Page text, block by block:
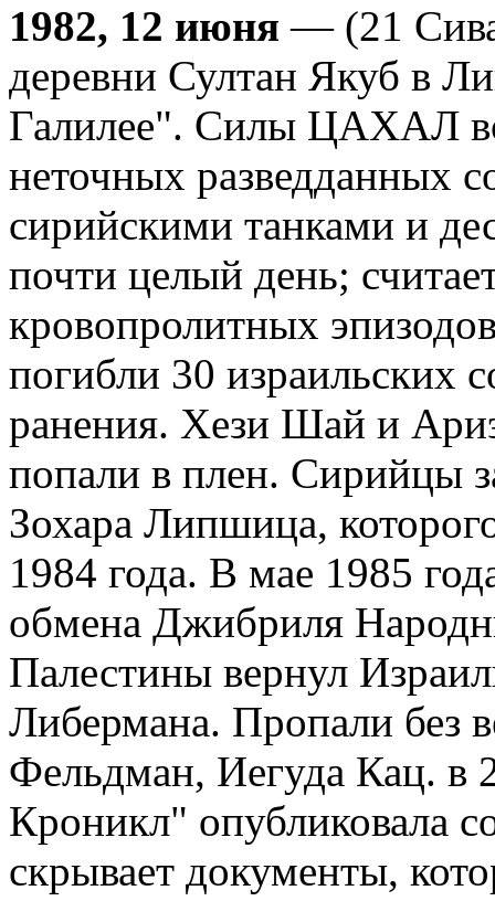
1982, 12 июня — (21
деревни Султан Якуб в
Галилее". Силы ЦАХАЛ
неточных разведданных
сирийскими танками и
почти целый день;
кровопролитных
погибли 30 израильских
ранения. Хези Шай и
попали в плен. Сирийцы
Зохара Липшица,
1984 года. В мае 1985
обмена Джибриля
Палестины вернул
Либермана. Пропали без
Фельдман, Иегуда Кац. в
Кроникл" опубликовала
скрывает документы,